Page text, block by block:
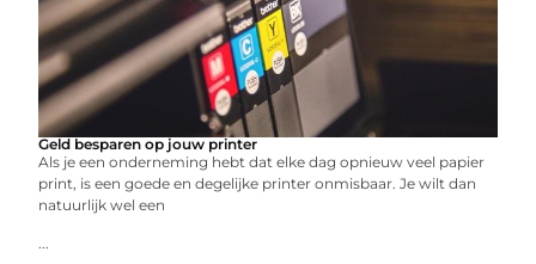
Geld besparen op jouw printer
Als je een onderneming hebt dat elke dag opnieuw veel papier
print, is een goede en degelijke printer onmisbaar. Je wilt dan
natuurlijk wel een
...